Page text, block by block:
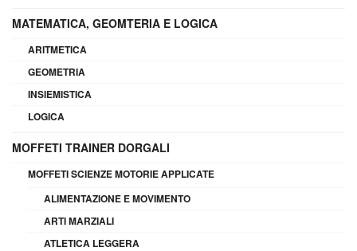
MATEMATICA, GEOMTERIA E LOGICA
ARITMETICA
GEOMETRIA
INSIEMISTICA
LOGICA
MOFFETI TRAINER DORGALI
MOFFETI SCIENZE MOTORIE APPLICATE
ALIMENTAZIONE E MOVIMENTO
ARTI MARZIALI
ATLETICA LEGGERA